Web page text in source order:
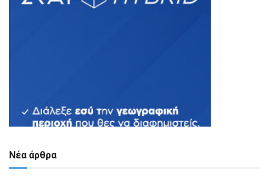
Νέα άρθρα